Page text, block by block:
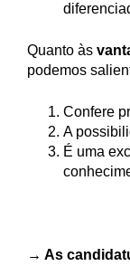
Quanto às
podemos
Confere
A
É uma
→ As